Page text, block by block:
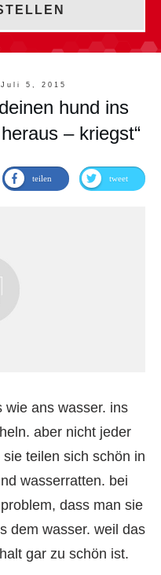
Juli 5, 2015
hund ins
– kriegst“
teilen tweet
ans wasser. ins
aber nicht jeder
teilen sich schön in
wasserratten. bei
dass man sie
dem wasser. weil das
gar zu schön ist.